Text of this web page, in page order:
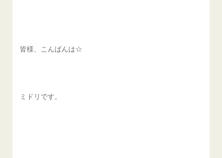
皆様、こんばんは☆
ミドリです。